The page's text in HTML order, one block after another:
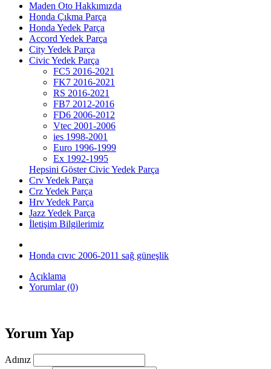
Maden Oto Hakkımızda
Honda Çıkma Parça
Honda Yedek Parça
Accord Yedek Parça
City Yedek Parça
Civic Yedek Parça
FC5 2016-2021
FK7 2016-2021
RS 2016-2021
FB7 2012-2016
FD6 2006-2012
Vtec 2001-2006
ies 1998-2001
Euro 1996-1999
Ex 1992-1995
Hepsini Göster Civic Yedek Parça
Crv Yedek Parça
Crz Yedek Parça
Hrv Yedek Parça
Jazz Yedek Parça
İletişim Bilgilerimiz
Honda cıvıc 2006-2011 sağ güneşlik
Açıklama
Yorumlar (0)
Yorum Yap
Adınız